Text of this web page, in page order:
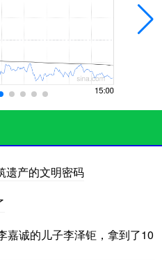
遗产的文明密码
嘉诚的儿子李泽钜，拿到了10